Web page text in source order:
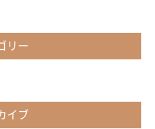
リー
イブ